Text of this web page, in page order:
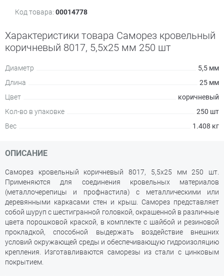
Код товара: 00014778
Характеристики товара Саморез кровельный
коричневый 8017, 5,5х25 мм 250 шт
Диаметр
5,5 мм
Длина
25 мм
Цвет
коричневый
Кол-во в упаковке
250 шт
Вес
1.408 кг
ОПИСАНИЕ
Саморез кровельный коричневый 8017, 5,5х25 мм 250 шт.
Применяются для соединения кровельных материалов
(металлочерепицы и профнастила) с металлическими или
деревянными каркасами стен и крыш. Саморез представляет
собой шуруп с шестигранной головкой, окрашенной в различные
цвета порошковой краской, в комплекте с шайбой и резиновой
прокладкой, способной выдержать воздействие внешних
условий окружающей среды и обеспечивающую гидроизоляцию
крепления. Изготавливаются саморезы из стали с цинковым
покрытием.